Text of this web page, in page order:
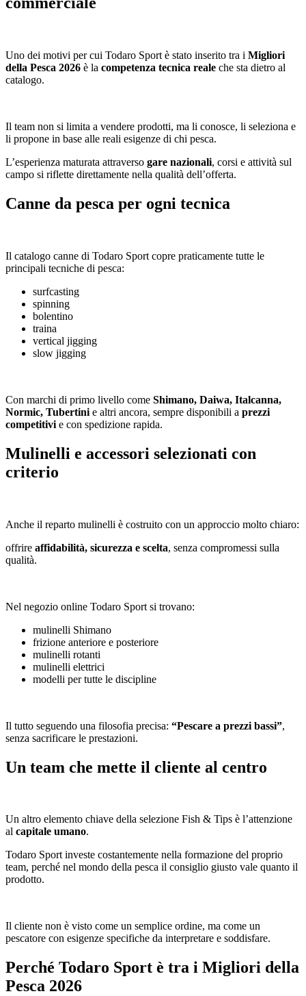
Uno dei motivi per cui Todaro Sport è stato inserito tra i Migliori
della Pesca 2026 è la competenza tecnica reale che sta dietro al
catalogo.
Il team non si limita a vendere prodotti, ma li conosce, li seleziona e
li propone in base alle reali esigenze di chi pesca.
L’esperienza maturata attraverso gare nazionali, corsi e attività sul
campo si riflette direttamente nella qualità dell’offerta.
Canne da pesca per ogni tecnica
Il catalogo canne di Todaro Sport copre praticamente tutte le
principali tecniche di pesca:
surfcasting
spinning
bolentino
traina
vertical jigging
slow jigging
Con marchi di primo livello come Shimano, Daiwa, Italcanna,
Normic, Tubertini e altri ancora, sempre disponibili a prezzi
competitivi e con spedizione rapida.
Mulinelli e accessori selezionati con
criterio
Anche il reparto mulinelli è costruito con un approccio molto chiaro:
offrire affidabilità, sicurezza e scelta, senza compromessi sulla
qualità.
Nel negozio online Todaro Sport si trovano:
mulinelli Shimano
frizione anteriore e posteriore
mulinelli rotanti
mulinelli elettrici
modelli per tutte le discipline
Il tutto seguendo una filosofia precisa: “Pescare a prezzi bassi”,
senza sacrificare le prestazioni.
Un team che mette il cliente al centro
Un altro elemento chiave della selezione Fish & Tips è l’attenzione
al capitale umano.
Todaro Sport investe costantemente nella formazione del proprio
team, perché nel mondo della pesca il consiglio giusto vale quanto il
prodotto.
Il cliente non è visto come un semplice ordine, ma come un
pescatore con esigenze specifiche da interpretare e soddisfare.
Perché Todaro Sport è tra i Migliori della
Pesca 2026